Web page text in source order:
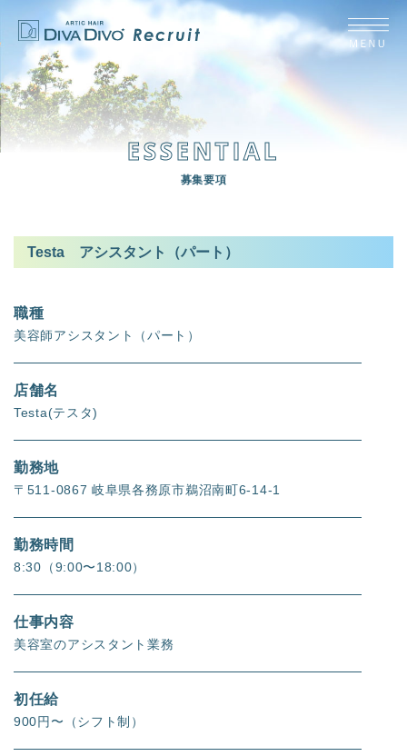
ESSENTIAL
募集要項
Testa アシスタント（パート）
職種
美容師アシスタント（パート）
店舗名
Testa(テスタ)
勤務地
〒511-0867 岐阜県各務原市鵜沼南町6-14-1
勤務時間
8:30（9:00〜18:00）
仕事内容
美容室のアシスタント業務
初任給
900円〜（シフト制）